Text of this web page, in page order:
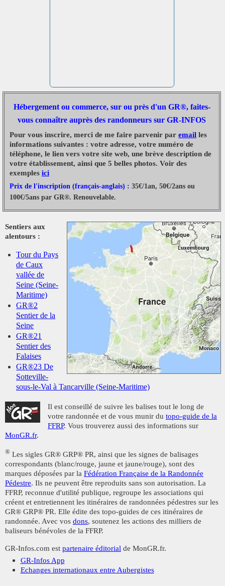
Hébergement ou commerce, sur ou près d'un GR®, faites-
vous connaître auprès des randonneurs sur GR-INFOS
Pour vous inscrire, merci de me faire parvenir par email les
informations suivantes : votre adresse, votre numéro de
téléphone, le lien vers votre site web, une brève description de
votre établissement, ainsi que 5 belles photos. Voir des
exemples ici
Prix de l'inscription (français-anglais) : 35€/1an, 50€/2ans ou
100€/5ans par GR®. Renouvelable.
Sentiers aux
alentours :
Tour du Pays
de Caux
vallée de
Seine (Seine-
Maritime)
GR®2
Sentier de la
Seine
GR®21
Sentier des
Falaises
GR®23 De
Sotteville-
sous-le-Val à Tancarville (Seine-Maritime)
Il est conseillé de suivre les balises tout le long de
votre randonnée et de vous munir du topo-guide de la
FFRP. Vous trouverez aussi des informations sur
MonGR.fr.
® Les sigles GR® GRP® PR, ainsi que les signes de balisages
correspondants (blanc/rouge, jaune et jaune/rouge), sont des
marques déposées par la Fédération Française de la Randonnée
Pédestre. Ils ne peuvent être reproduits sans son autorisation. La
FFRP, reconnue d'utilité publique, regroupe les associations qui
créent et entretiennent les itinéraires de randonnées pédestres sur les
GR® GRP® PR. Elle édite des topo-guides de ces itinéraires de
randonnée. Avec vos dons, soutenez les actions des milliers de
baliseurs bénévoles de la FFRP.
GR-Infos.com est partenaire éditorial de MonGR.fr.
GR-Infos App
Echanges internationaux entre Aubergistes